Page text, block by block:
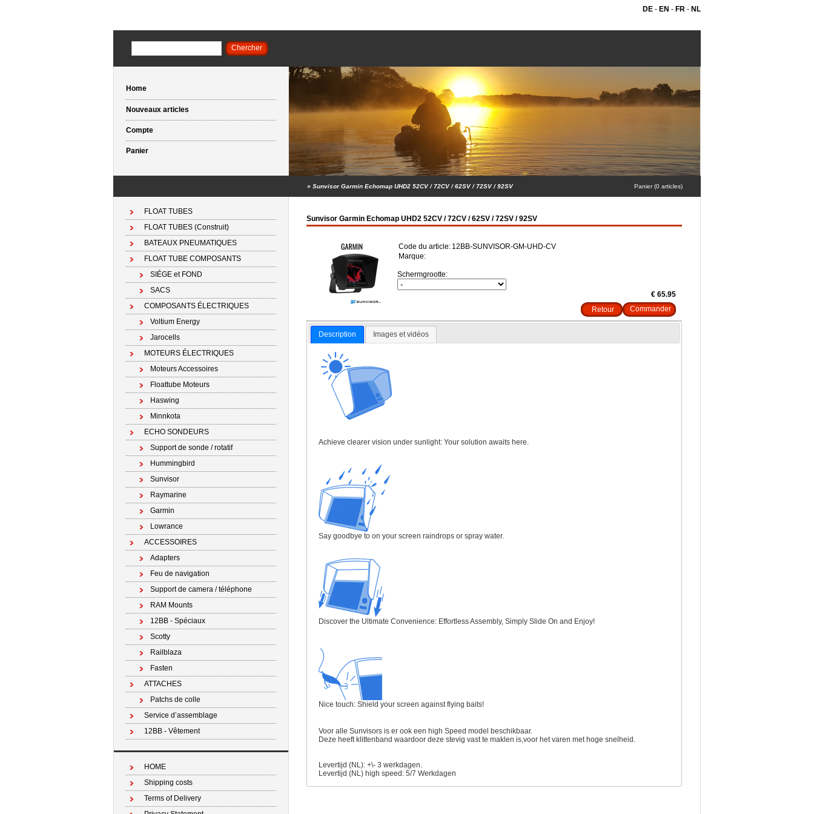
DE - EN - FR - NL
Home
Nouveaux articles
Compte
Panier
» Sunvisor Garmin Echomap UHD2 52CV / 72CV / 62SV / 72SV / 92SV Panier (0 articles)
FLOAT TUBES
FLOAT TUBES (Construit)
BATEAUX PNEUMATIQUES
FLOAT TUBE COMPOSANTS
SIÉGE et FOND
SACS
COMPOSANTS ÉLECTRIQUES
Voltium Energy
Jarocells
MOTEURS ÉLECTRIQUES
Moteurs Accessoires
Floattube Moteurs
Haswing
Minnkota
ECHO SONDEURS
Support de sonde / rotatif
Hummingbird
Sunvisor
Raymarine
Garmin
Lowrance
ACCESSOIRES
Adapters
Feu de navigation
Support de camera / téléphone
RAM Mounts
12BB - Spéciaux
Scotty
Railblaza
Fasten
ATTACHES
Patchs de colle
Service d’assemblage
12BB - Vêtement
HOME
Shipping costs
Terms of Delivery
Sunvisor Garmin Echomap UHD2 52CV / 72CV / 62SV / 72SV / 92SV
Code du article: 12BB-SUNVISOR-GM-UHD-CV
Marque:
Schermgrootte:
€ 65.95
Retour
Description Images et vidéos
Achieve clearer vision under sunlight: Your solution awaits here.
Say goodbye to on your screen raindrops or spray water.
Discover the Ultimate Convenience: Effortless Assembly, Simply Slide On and Enjoy!
Nice touch: Shield your screen against flying baits!
Voor alle Sunvisors is er ook een high Speed model beschikbaar.
Deze heeft klittenband waardoor deze stevig vast te maklen is,voor het varen met hoge snelheid.
Levertijd (NL): +\- 3 werkdagen.
Levertijd (NL) high speed: 5/7 Werkdagen